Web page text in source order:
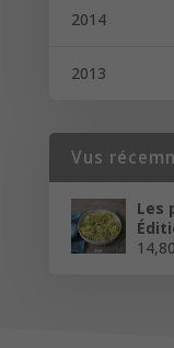
2014
2013
Vus
Les
14,80